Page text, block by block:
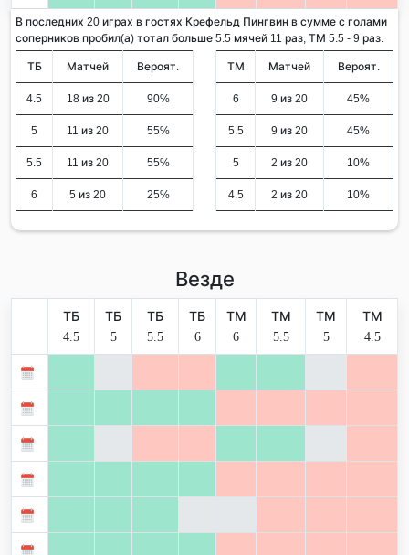
В последних 20 играх в гостях Крефельд Пингвин в сумме с голами
соперников пробил(а) тотал больше 5.5 мячей 11 раз, ТМ 5.5 - 9 раз.
ТБ Матчей Вероят.
4.5 18 из 20 90%
5 11 из 20 55%
5.5 11 из 20 55%
6 5 из 20 25%
ТМ Матчей Вероят.
6 9 из 20 45%
5.5 9 из 20 45%
5 2 из 20 10%
4.5 2 из 20 10%
Везде
ТБ
4.5
ТБ
5
ТБ
5.5
ТБ
6
ТМ
6
ТМ
5.5
ТМ
5
ТМ
4.5